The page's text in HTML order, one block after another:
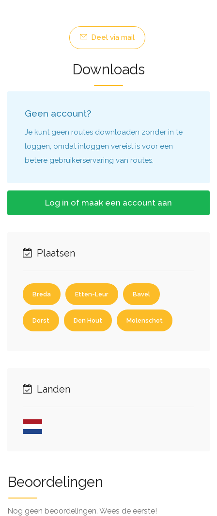
Deel via mail
Downloads
Geen account?
Je kunt geen routes downloaden zonder in te
loggen, omdat inloggen vereist is voor een
betere gebruikerservaring van routes.
Log in of maak een account aan
Plaatsen
Breda Etten-Leur Bavel
Dorst Den Hout Molenschot
Landen
Beoordelingen
Nog geen beoordelingen. Wees de eerste!